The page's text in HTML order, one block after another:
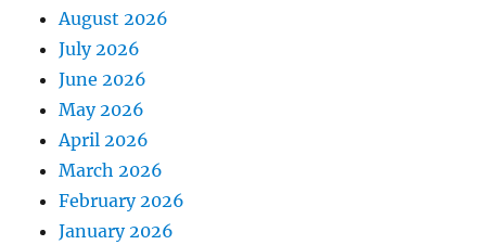
August 2026
July 2026
June 2026
May 2026
April 2026
March 2026
February 2026
January 2026